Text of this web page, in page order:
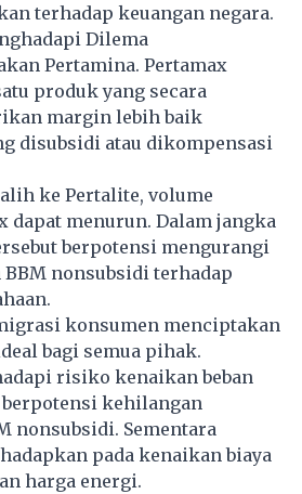
terhadap keuangan negara.
Dilema
Pertamina. Pertamax
produk yang secara
margin lebih baik
disubsidi atau dikompensasi
ke Pertalite, volume
dapat menurun. Dalam jangka
berpotensi mengurangi
nonsubsidi terhadap
konsumen menciptakan
bagi semua pihak.
risiko kenaikan beban
kehilangan
nonsubsidi. Sementara
pada kenaikan biaya
harga energi.